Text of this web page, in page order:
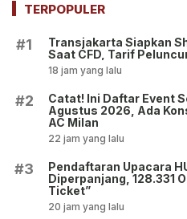
Ekskul Menembak!
TERPOPULER
#1
Transjakarta Siapkan
Saat CFD, Tarif
18 jam yang lalu
#2
Catat! Ini Daftar Event
Agustus 2026, Ada
AC Milan
22 jam yang lalu
#3
Pendaftaran Upacara
Diperpanjang, 128.331
Ticket”
20 jam yang lalu